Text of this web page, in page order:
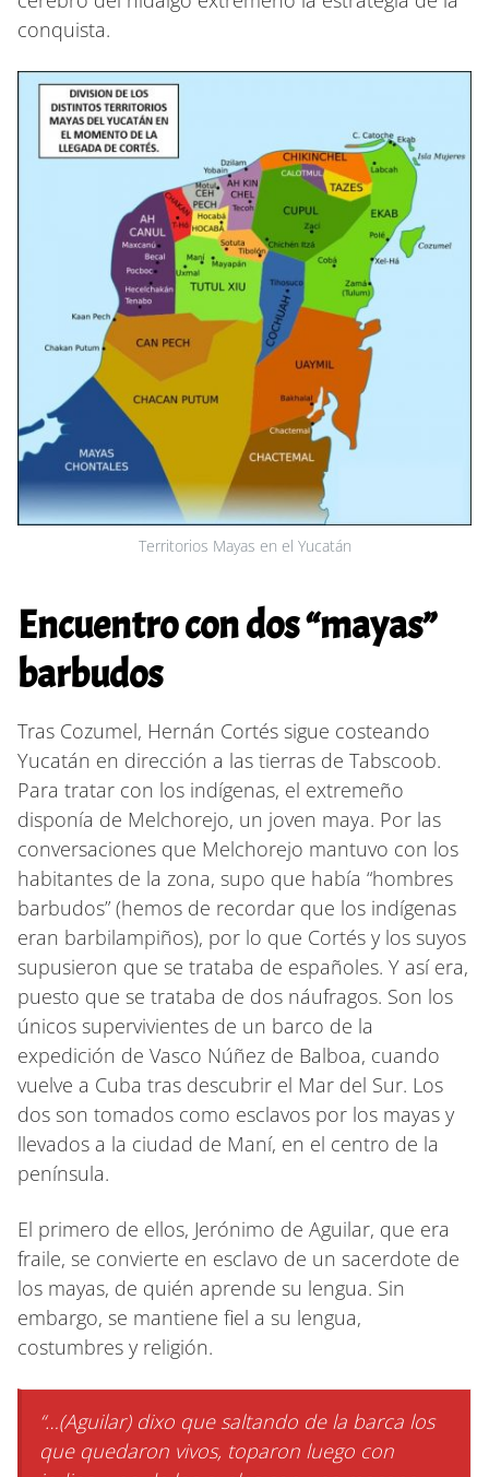
conquista.
Territorios Mayas en el Yucatán
Encuentro con dos “mayas”
barbudos
Tras Cozumel, Hernán Cortés sigue costeando
Yucatán en dirección a las tierras de Tabscoob.
Para tratar con los indígenas, el extremeño
disponía de Melchorejo, un joven maya. Por las
conversaciones que Melchorejo mantuvo con los
habitantes de la zona, supo que había “hombres
barbudos” (hemos de recordar que los indígenas
eran barbilampiños), por lo que Cortés y los suyos
supusieron que se trataba de españoles. Y así era,
puesto que se trataba de dos náufragos. Son los
únicos supervivientes de un barco de la
expedición de Vasco Núñez de Balboa, cuando
vuelve a Cuba tras descubrir el Mar del Sur. Los
dos son tomados como esclavos por los mayas y
llevados a la ciudad de Maní, en el centro de la
península.
El primero de ellos, Jerónimo de Aguilar, que era
fraile, se convierte en esclavo de un sacerdote de
los mayas, de quién aprende su lengua. Sin
embargo, se mantiene fiel a su lengua,
costumbres y religión.
“…(Aguilar) dixo que saltando de la barca los
que quedaron vivos, toparon luego con